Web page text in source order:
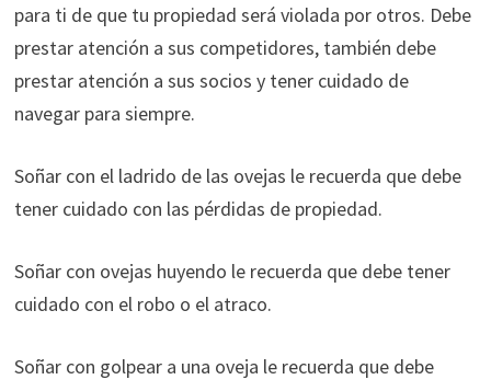
para ti de que tu propiedad será violada por otros. Debe
prestar atención a sus competidores, también debe
prestar atención a sus socios y tener cuidado de
navegar para siempre.
Soñar con el ladrido de las ovejas le recuerda que debe
tener cuidado con las pérdidas de propiedad.
Soñar con ovejas huyendo le recuerda que debe tener
cuidado con el robo o el atraco.
Soñar con golpear a una oveja le recuerda que debe